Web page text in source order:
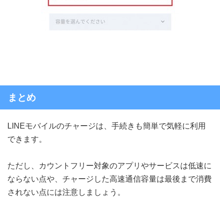
まとめ
LINEモバイルのチャージは、手続きも簡単で気軽に利用
できます。
ただし、カウントフリー対象のアプリやサービスは低速に
ならない点や、チャージした高速通信容量は最後まで消費
されない点には注意しましょう。